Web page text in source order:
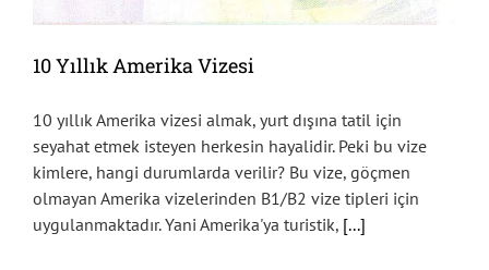
10 Yıllık Amerika Vizesi
10 yıllık Amerika vizesi almak, yurt dışına tatil için
seyahat etmek isteyen herkesin hayalidir. Peki bu vize
kimlere, hangi durumlarda verilir? Bu vize, göçmen
olmayan Amerika vizelerinden B1/B2 vize tipleri için
uygulanmaktadır. Yani Amerika'ya turistik, [...]